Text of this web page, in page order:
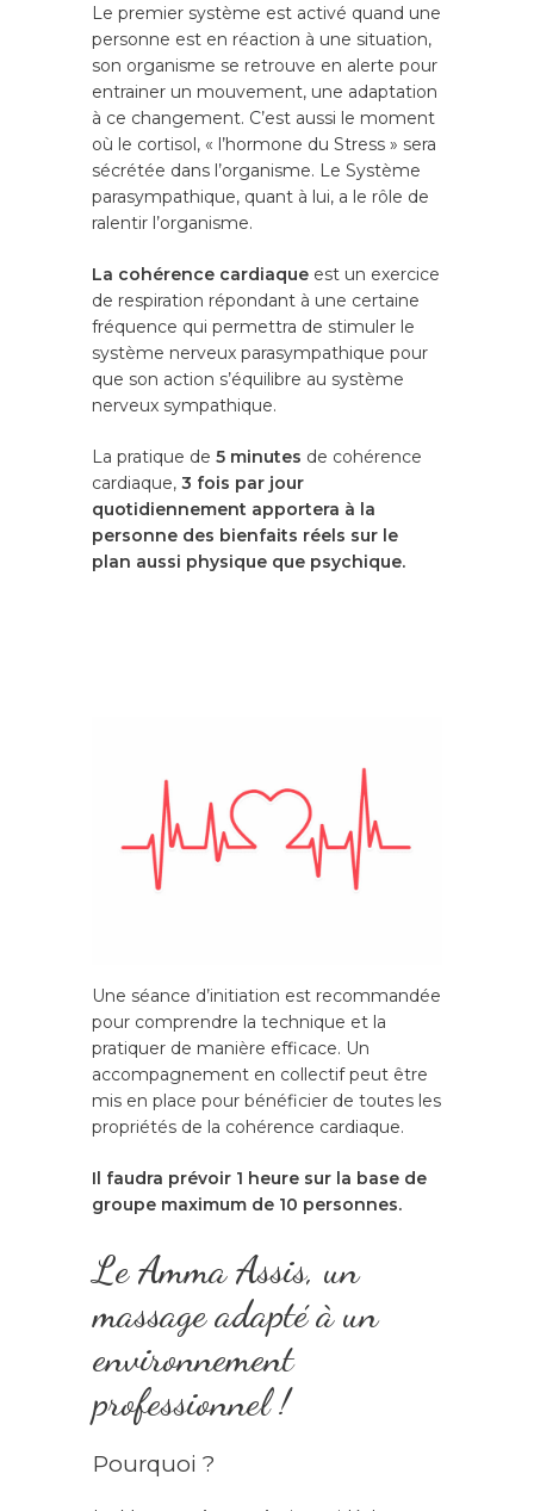
Le premier système est activé quand une
personne est en réaction à une situation,
son organisme se retrouve en alerte pour
entrainer un mouvement, une adaptation
à ce changement. C’est aussi le moment
où le cortisol, « l’hormone du Stress » sera
sécrétée dans l’organisme. Le Système
parasympathique, quant à lui, a le rôle de
ralentir l’organisme.
La cohérence cardiaque est un exercice
de respiration répondant à une certaine
fréquence qui permettra de stimuler le
système nerveux parasympathique pour
que son action s’équilibre au système
nerveux sympathique.
La pratique de5 minutes de cohérence
cardiaque,3 fois par jour
quotidiennement apportera à la
personne des bienfaits réels sur le
plan aussi physique que psychique.
Une séance d’initiation est recommandée
pour comprendre la technique et la
pratiquer de manière efficace. Un
accompagnement en collectif peut être
mis en place pour bénéficier de toutes les
propriétés de la cohérence cardiaque.
Il faudra prévoir 1 heure sur la base de
groupe maximum de 10 personnes.
Le Amma Assis, un
massage adapté à un
environnement
professionnel !
Pourquoi ?
Tél. 06 88 48 66 14 /